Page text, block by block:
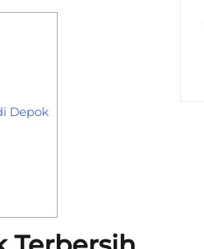
Depok